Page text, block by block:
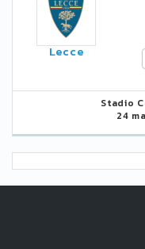
Lecce
Stadio
24